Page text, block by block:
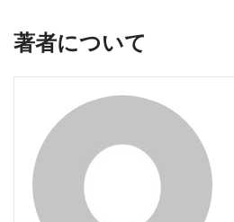
著者について